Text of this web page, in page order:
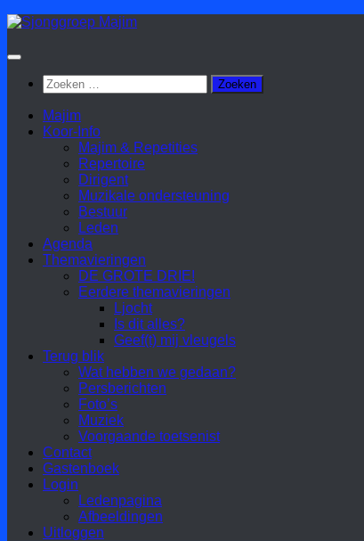
Doorgaan
inhoud
Zoeken
naar:
Majim
Koor-Info
Majim & Repetities
Repertoire
Dirigent
Muzikale ondersteuning
Bestuur
Leden
Agenda
Themavieringen
DE GROTE DRIE!
Eerdere themavieringen
Ljocht
Is dit alles?
Geef(t) mij vleugels
Terug blik
Wat hebben we gedaan?
Persberichten
Foto’s
Muziek
Voorgaande toetsenist
Contact
Gastenboek
Login
Ledenpagina
Afbeeldingen
Uitloggen